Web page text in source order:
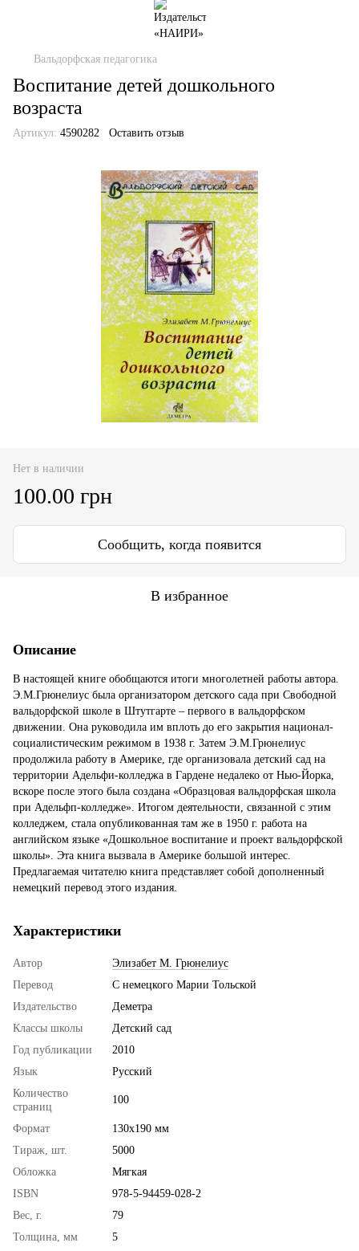
Вальдорфская педагогика
Воспитание детей дошкольного
возраста
Артикул: 4590282 Оставить отзыв
Нет в наличии
100.00 грн
Сообщить, когда появится
В избранное
Описание
В настоящей книге обобщаются итоги многолетней работы автора.
Э.М.Грюнелиус была организатором детского сада при Свободной
вальдорфской школе в Штутгарте – первого в вальдорфском
движении. Она руководила им вплоть до его закрытия национал-
социалистическим режимом в 1938 г. Затем Э.М.Грюнелиус
продолжила работу в Америке, где организовала детский сад на
территории Адельфи-колледжа в Гардене недалеко от Нью-Йорка,
вскоре после этого была создана «Образцовая вальдорфская школа
при Адельфп-колледже». Итогом деятельности, связанной с этим
колледжем, стала опубликованная там же в 1950 г. работа на
английском языке «Дошкольное воспитание и проект вальдорфской
школы». Эта книга вызвала в Америке большой интерес.
Предлагаемая читателю книга представляет собой дополненный
немецкий перевод этого издания.
Характеристики
Автор
Элизабет М. Грюнелиус
Перевод
С немецкого Марии Тольской
Издательство
Деметра
Классы школы
Детский сад
Год публикации
2010
Язык
Русский
Количество
страниц
100
Формат
130х190 мм
Тираж, шт.
5000
Обложка
Мягкая
ISBN
978-5-94459-028-2
Вес, г.
79
Толщина, мм
5